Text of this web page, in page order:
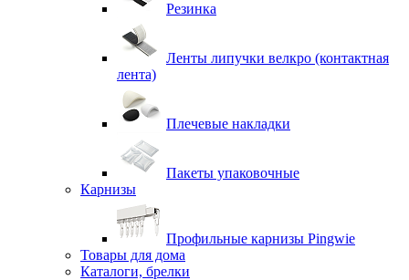
Резинка
Ленты липучки велкро (контактная
лента)
Плечевые накладки
Пакеты упаковочные
Карнизы
Профильные карнизы Pingwie
Товары для дома
Каталоги, брелки